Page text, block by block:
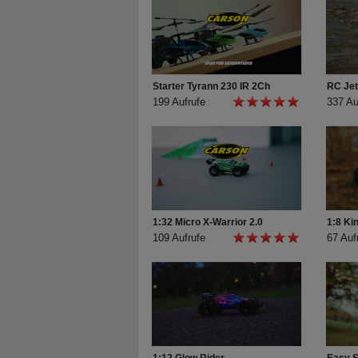
bis 4S LiPo, 2,4 GHz RC-System + 9 kg
mAh LiPo-Fahrakku und Senderbatterien,
Balancer, Anleitung.
The CARSON Virus 4.1 Brushless is the
chassis optimised for off-road tracks and
steering servo from moisture, the housing was
aluminium chassis is extra narrow and has a
Massive control arms and all-round dirt
The 2100 kV HOBBYWING brushless motor
drive and accelerates the 4.1 to over 80 km/h.
shock absorbers, the low centre of gravity and
perfect track-holding and enable the CARSON
Starter Tyrann 230 IR 2Ch
199 Aufrufe
RC
337
1:32 Micro X-Warrior 2.0
109 Aufrufe
1:8
67